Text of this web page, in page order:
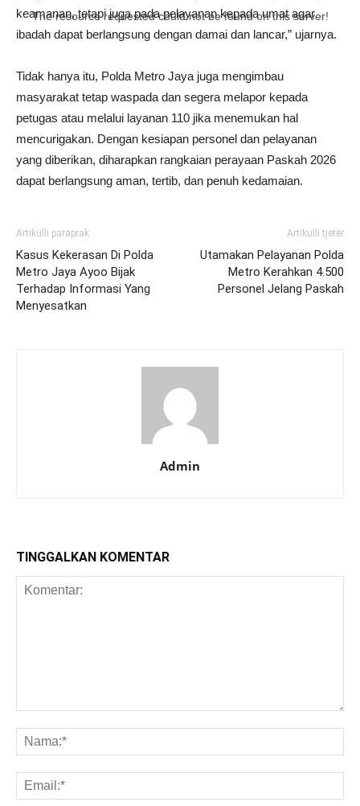
keamanan, tetapi juga pada pelayanan kepada umat agar
ibadah dapat berlangsung dengan damai dan lancar,” ujarnya.
Tidak hanya itu, Polda Metro Jaya juga mengimbau
masyarakat tetap waspada dan segera melapor kepada
petugas atau melalui layanan 110 jika menemukan hal
mencurigakan. Dengan kesiapan personel dan pelayanan
yang diberikan, diharapkan rangkaian perayaan Paskah 2026
dapat berlangsung aman, tertib, dan penuh kedamaian.
Artikulli paraprak
Kasus Kekerasan Di Polda
Metro Jaya Ayoo Bijak
Terhadap Informasi Yang
Menyesatkan
Artikulli tjetër
Utamakan Pelayanan Polda
Metro Kerahkan 4.500
Personel Jelang Paskah
Admin
TINGGALKAN KOMENTAR
The resource requested could not be found on this server!